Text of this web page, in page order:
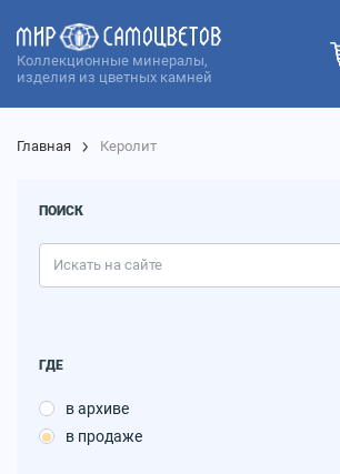
Коллекционные минералы,
изделия из цветных камней
Главная Керолит
ПОИСК
ГДЕ
в архиве
в продаже